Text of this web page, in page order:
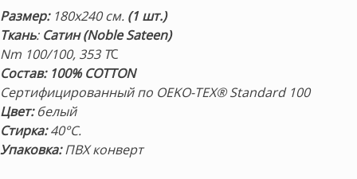
Размер: 180х240 см. (1 шт.)
Ткань: Сатин (Noble Sateen)
Nm 100/100, 353 ТС
Состав: 100% COTTON
Сертифицированный по OEKO-TEX® Standard 100
Цвет:белый
Стирка:40°С.
Упаковка:ПВХ конверт